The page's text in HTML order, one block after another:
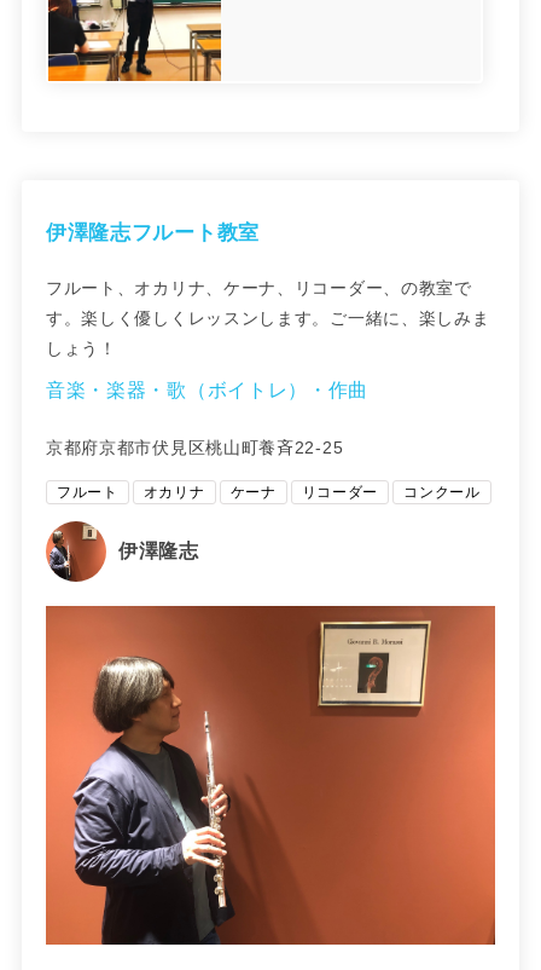
伊澤隆志フルート教室
フルート、オカリナ、ケーナ、リコーダー、の教室で
す。楽しく優しくレッスンします。ご一緒に、楽しみま
しょう！
音楽・楽器・歌（ボイトレ）・作曲
京都府京都市伏見区桃山町養斉22-25
フルート オカリナ ケーナ リコーダー コンクール
伊澤隆志